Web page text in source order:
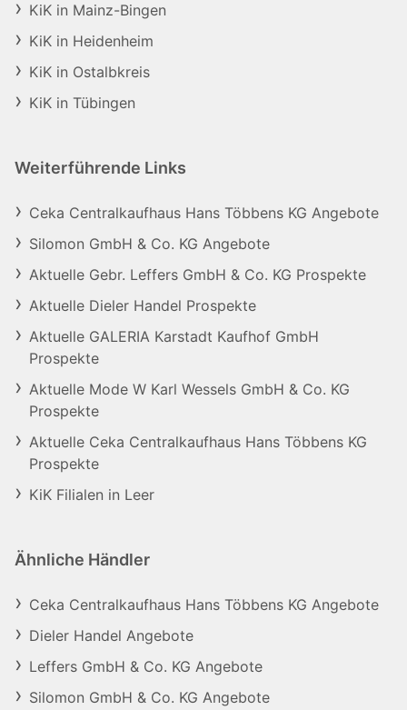
KiK in Mainz-Bingen
KiK in Heidenheim
KiK in Ostalbkreis
KiK in Tübingen
Weiterführende Links
Ceka Centralkaufhaus Hans Többens KG Angebote
Silomon GmbH & Co. KG Angebote
Aktuelle Gebr. Leffers GmbH & Co. KG Prospekte
Aktuelle Dieler Handel Prospekte
Aktuelle GALERIA Karstadt Kaufhof GmbH
Prospekte
Aktuelle Mode W Karl Wessels GmbH & Co. KG
Prospekte
Aktuelle Ceka Centralkaufhaus Hans Többens KG
Prospekte
KiK Filialen in Leer
Ähnliche Händler
Ceka Centralkaufhaus Hans Többens KG Angebote
Dieler Handel Angebote
Leffers GmbH & Co. KG Angebote
Silomon GmbH & Co. KG Angebote